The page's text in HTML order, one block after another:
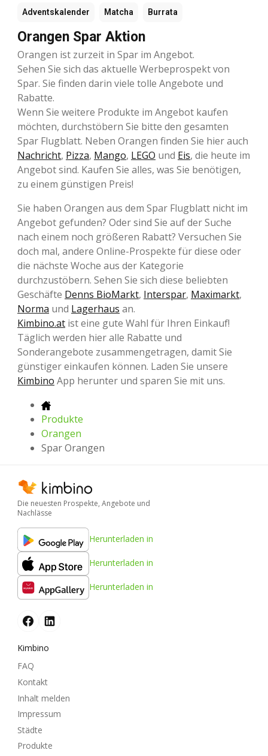
Adventskalender Matcha Burrata
Orangen Spar Aktion
Orangen ist zurzeit in Spar im Angebot.
Sehen Sie sich das aktuelle Werbeprospekt von
Spar. Sie finden darin viele tolle Angebote und
Rabatte.
Wenn Sie weitere Produkte im Angebot kaufen
möchten, durchstöbern Sie bitte den gesamten
Spar Flugblatt. Neben Orangen finden Sie hier auch
Nachricht, Pizza, Mango, LEGO und Eis, die heute im
Angebot sind. Kaufen Sie alles, was Sie benötigen,
zu einem günstigen Preis!
Sie haben Orangen aus dem Spar Flugblatt nicht im
Angebot gefunden? Oder sind Sie auf der Suche
nach einem noch größeren Rabatt? Versuchen Sie
doch mal, andere Online-Prospekte für diese oder
die nächste Woche aus der Kategorie
durchzustöbern. Sehen Sie sich diese beliebten
Geschäfte Denns BioMarkt, Interspar, Maximarkt,
Norma und Lagerhaus an.
Kimbino.at ist eine gute Wahl für Ihren Einkauf!
Täglich werden hier alle Rabatte und
Sonderangebote zusammengetragen, damit Sie
günstiger einkaufen können. Laden Sie unsere
Kimbino App herunter und sparen Sie mit uns.
Produkte
Orangen
Spar Orangen
Die neuesten Prospekte, Angebote und
Nachlässe
Herunterladen in
Herunterladen in
Herunterladen in
Kimbino
FAQ
Kontakt
Inhalt melden
Impressum
Städte
Produkte